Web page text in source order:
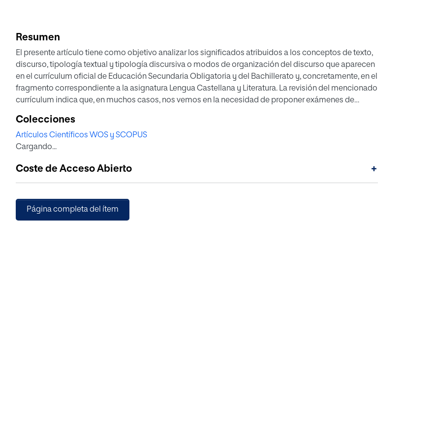
Resumen
El presente artículo tiene como objetivo analizar los significados atribuidos a los conceptos de texto,
discurso, tipología textual y tipología discursiva o modos de organización del discurso que aparecen
en el currículum oficial de Educación Secundaria Obligatoria y del Bachillerato y, concretamente, en el
fragmento correspondiente a la asignatura Lengua Castellana y Literatura. La revisión del mencionado
currículum indica que, en muchos casos, nos vemos en la necesidad de proponer exámenes de
conceptos de tipología textual y tipología discursiva. A este respecto, se proponen dos nuevas
formas de tipología que atañen al soporte y al formato. Acometer el análisis de estos productos
textuales complejos supondrá, sin embargo, tener que acudir a métodos que van más allá de la
conjunto en el que caben, simultáneamente, las cuatro tipologías mencionadas.
Colecciones
Artículos Científicos WOS y SCOPUS
Cargando...
Coste de Acceso Abierto +
Página completa del ítem